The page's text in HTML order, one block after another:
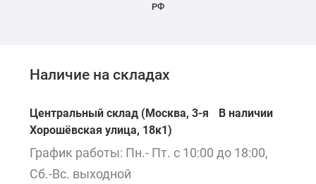
РФ
Наличие на складах
Центральный склад (Москва, 3-я
Хорошёвская улица, 18к1)
В наличии
График работы: Пн.- Пт. с 10:00 до 18:00,
Сб.-Вс. выходной